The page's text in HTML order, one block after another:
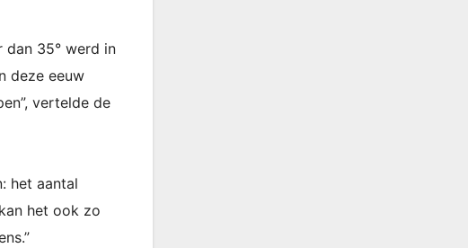
dan 35° werd in
deze eeuw
vertelde de
het aantal
het ook zo